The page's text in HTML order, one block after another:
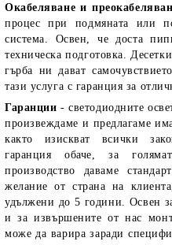
Окабеляване и
процес при подмяната или
система. Освен, че доста
техническа подготовка.
гърба ни дават
тази услуга с гаранция за
Гаранции - светодиодните
произвеждаме и предлагаме
както изискват всички
гаранция обаче, за
производство даваме
желание от страна на
удължени до 5 години. Освен
и за извършените от нас
може да варира заради